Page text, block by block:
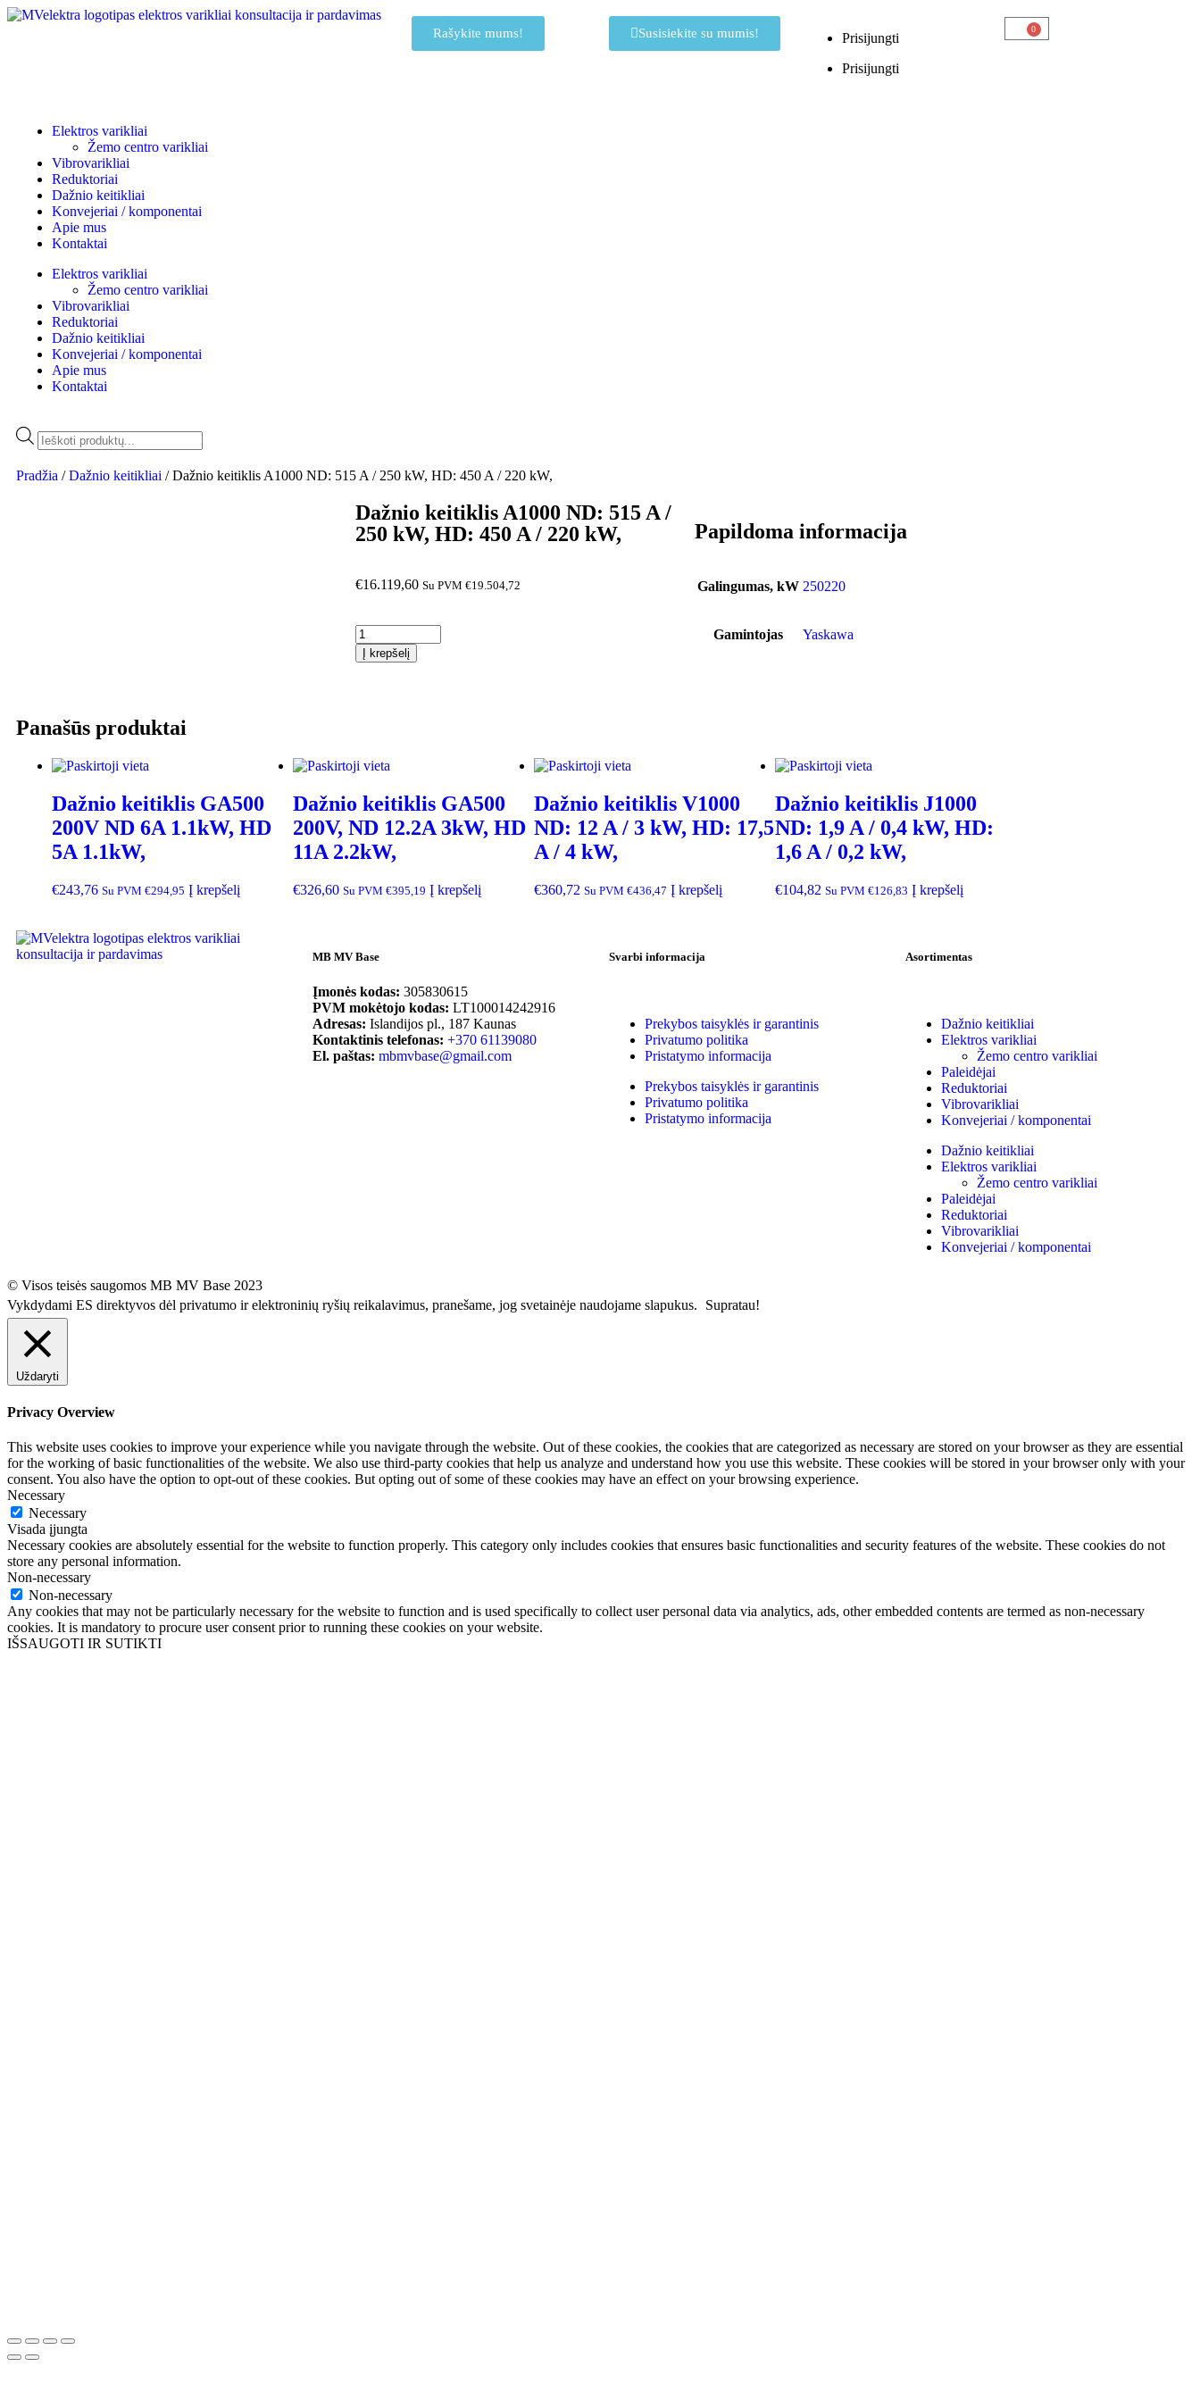
Rašykite mums! Susisiekite su mumis!
Prisijungti
Prisijungti
0
Elektros varikliai
Žemo centro varikliai
Vibrovarikliai
Reduktoriai
Dažnio keitikliai
Konvejeriai / komponentai
Apie mus
Kontaktai
Elektros varikliai
Žemo centro varikliai
Vibrovarikliai
Reduktoriai
Dažnio keitikliai
Konvejeriai / komponentai
Apie mus
Kontaktai
Pradžia /Dažnio keitikliai / Dažnio keitiklis A1000 ND: 515 A / 250 kW, HD: 450 A / 220 kW,
Dažnio keitiklis A1000 ND: 515 A /
250 kW, HD: 450 A / 220 kW,
€16.119,60 Su PVM €19.504,72
Į krepšelį
Papildoma informacija
Galingumas, kW 250220
Gamintojas Yaskawa
Panašūs produktai
Dažnio keitiklis GA500
200V ND 6A 1.1kW, HD
5A 1.1kW,
€243,76 Su PVM €294,95 Į krepšelį
Dažnio keitiklis GA500
200V, ND 12.2A 3kW, HD
11A 2.2kW,
€326,60 Su PVM €395,19 Į krepšelį
Dažnio keitiklis V1000
ND: 12 A / 3 kW, HD: 17,5
A / 4 kW,
€360,72 Su PVM €436,47 Į krepšelį
Dažnio keitiklis J1000
ND: 1,9 A / 0,4 kW, HD:
1,6 A / 0,2 kW,
€104,82 Su PVM €126,83 Į krepšelį
MB MV Base
Įmonės kodas: 305830615
PVM mokėtojo kodas: LT100014242916
Adresas: Islandijos pl., 187 Kaunas
Kontaktinis telefonas: +370 61139080
El. paštas: mbmvbase@gmail.com
Svarbi informacija
Prekybos taisyklės ir garantinis
Privatumo politika
Pristatymo informacija
Prekybos taisyklės ir garantinis
Privatumo politika
Pristatymo informacija
Asortimentas
Dažnio keitikliai
Elektros varikliai
Žemo centro varikliai
Paleidėjai
Reduktoriai
Vibrovarikliai
Konvejeriai / komponentai
Dažnio keitikliai
Elektros varikliai
Žemo centro varikliai
Paleidėjai
Reduktoriai
Vibrovarikliai
Konvejeriai / komponentai
© Visos teisės saugomos MB MV Base 2023
Vykdydami ES direktyvos dėl privatumo ir elektroninių ryšių reikalavimus, pranešame, jog svetainėje naudojame slapukus.
Supratau!
Uždaryti
Privacy Overview
This website uses cookies to improve your experience while you navigate through the website. Out of these cookies, the cookies that are categorized as necessary are stored on your browser as they are essential
for the working of basic functionalities of the website. We also use third-party cookies that help us analyze and understand how you use this website. These cookies will be stored in your browser only with your
consent. You also have the option to opt-out of these cookies. But opting out of some of these cookies may have an effect on your browsing experience.
Necessary
Necessary
Visada įjungta
Necessary cookies are absolutely essential for the website to function properly. This category only includes cookies that ensures basic functionalities and security features of the website. These cookies do not
store any personal information.
Non-necessary
Non-necessary
Any cookies that may not be particularly necessary for the website to function and is used specifically to collect user personal data via analytics, ads, other embedded contents are termed as non-necessary
cookies. It is mandatory to procure user consent prior to running these cookies on your website.
IŠSAUGOTI IR SUTIKTI